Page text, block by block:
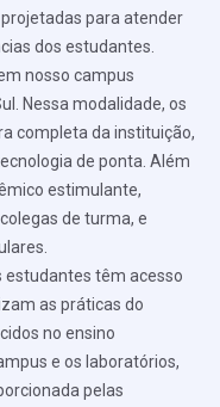
para atender
dos estudantes.
nosso campus
Nessa modalidade, os
completa da instituição,
de ponta. Além
estimulante,
de turma, e
estudantes têm acesso
as práticas do
no ensino
e os laboratórios,
pelas